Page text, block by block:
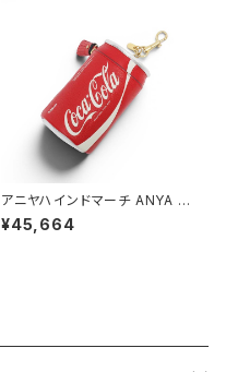
アニヤハインドマーチ ANYA HI
NDMARCH Coca Cola コイ
ンパース・チャーム 179546 ユ
¥45,664